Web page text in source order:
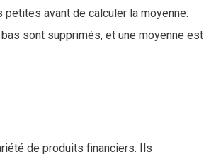
avant de calculer la moyenne.
sont supprimés, et une moyenne est
de produits financiers. Ils